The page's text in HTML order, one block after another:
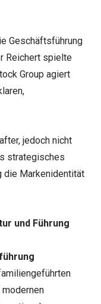
Geschäftsführung
Reichert spielte
Group agiert
jedoch nicht
strategisches
die Markenidentität
und Führung